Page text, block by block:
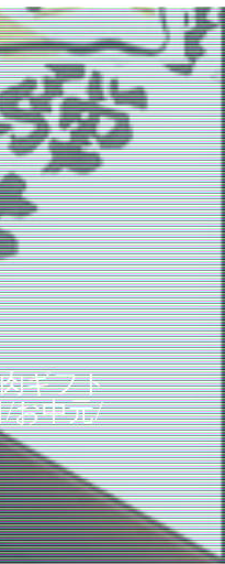
ギフト
/お中元/